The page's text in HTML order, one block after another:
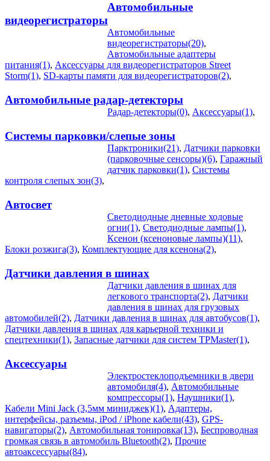
Автомобильные
видеорегистраторы
Автомобильные
видеорегистраторы(20),
Автомобильные адаптеры
питания(1), Аксессуары для видеорегистраторов Street
Storm(1), SD-карты памяти для видеорегистраторов(2),
Автомобильные радар-детекторы
Радар-детекторы(0), Аксессуары(1),
Системы парковки/слепые зоны
Парктроники(21), Датчики парковки
(парковочные сенсоры)(6), Гаражный
датчик парковки(1), Системы
контроля слепых зон(3),
Автосвет
Светодиодные дневные ходовые
огни(1), Светодиодные лампы(1),
Ксенон (ксеноновые лампы)(11),
Блоки розжига(3), Комплектующие для ксенона(2),
Датчики давления в шинах
Датчики давления в шинах для
легкового транспорта(2), Датчики
давления в шинах для грузовых
автомобилей(2), Датчики давления в шинах для автобусов(1),
Датчики давления в шинах для карьерной техники и
спецтехники(1), Запасные датчики для систем TPMaster(1),
Аксессуары
Электростеклоподъемники в двери
автомобиля(4), Автомобильные
компрессоры(1), Наушники(1),
Кабели Mini Jack (3,5мм миниджек)(1), Адаптеры,
интерфейсы, разъемы, iPod / iPhone кабели(43), GPS-
навигаторы(2), Автомобильная тонировка(13), Беспроводная
громкая связь в автомобиль Bluetooth(2), Прочие
автоаксессуары(84),